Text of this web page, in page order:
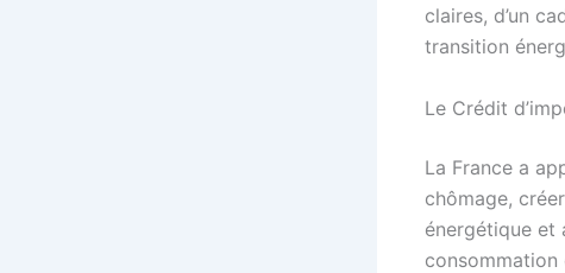
claires, d’un
transition
Le Crédit
La France a
chômage,
énergétique et